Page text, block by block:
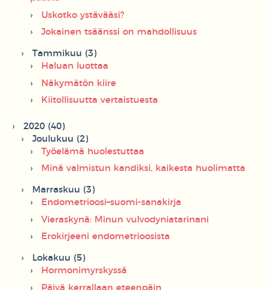
Uskotko ystävääsi?
Jokainen tsäänssi on mahdollisuus
Tammikuu (3)
Haluan luottaa
Näkymätön kiire
Kiitollisuutta vertaistuesta
2020 (40)
Joulukuu (2)
Työelämä huolestuttaa
Minä valmistun kandiksi, kaikesta huolimatta
Marraskuu (3)
Endometrioosi–suomi-sanakirja
Vieraskynä: Minun vulvodyniatarinani
Erokirjeeni endometrioosista
Lokakuu (5)
Hormonimyrskyssä
Päivä kerrallaan eteenpäin